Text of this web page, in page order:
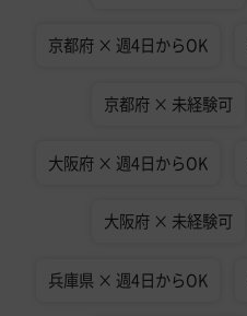
京都府 × 週4日からOK
京都府 × 未経験可
大阪府 × 週4日からOK
大阪府 × 未経験可
兵庫県 × 週4日からOK